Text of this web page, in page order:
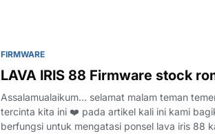
FIRMWARE
LAVA IRIS 88 Firmware stock
Assalamualaikum... selamat malam teman
tercinta kita ini ❤️ pada artikel kali ini kami
berfungsi untuk mengatasi ponsel lava iris 88